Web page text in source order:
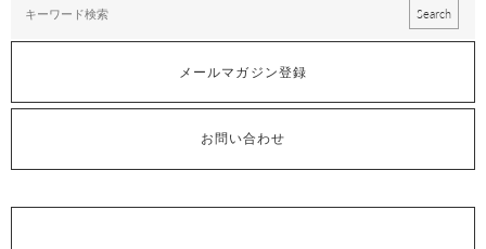
メールマガジン登録
お問い合わせ